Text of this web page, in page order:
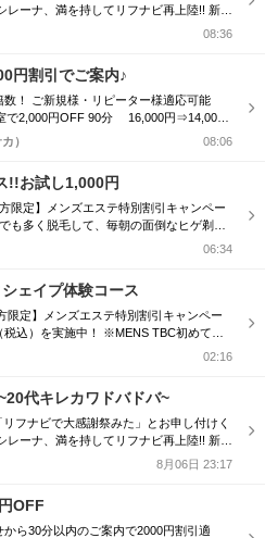
トで、 ハイスペ美女たちとの時間をぜ
08:36
円割引でご案内♪
応可能
分 16,000円⇒14,000
きない満足感 ワンランク上のメンズエス
） 08:06
!!お試し1,000円
も多く脱毛して、毎朝の面倒なヒゲ剃り
い。
06:34
ェイプ体験コース
限定】メンズエステ特別割引キャンペー
込）を実施中！ ※MENS TBC初めての
予約申し込みフォームよりお申込く
02:16
代キレカワドバドバ~
トで、 ハイスペ美女たちとの時間をぜ
8月06日 23:17
OFF
ら30分以内のご案内で2000円割引適